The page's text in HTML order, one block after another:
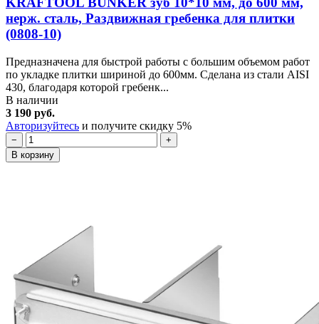
нерж. сталь, Раздвижная гребенка для плитки
(0808-10)
Предназначена для быстрой работы с большим объемом работ
по укладке плитки шириной до 600мм. Сделана из стали AISI
430, благодаря которой гребенк...
В наличии
3 190 руб.
Авторизуйтесь и получите скидку 5%
−
+
В корзину